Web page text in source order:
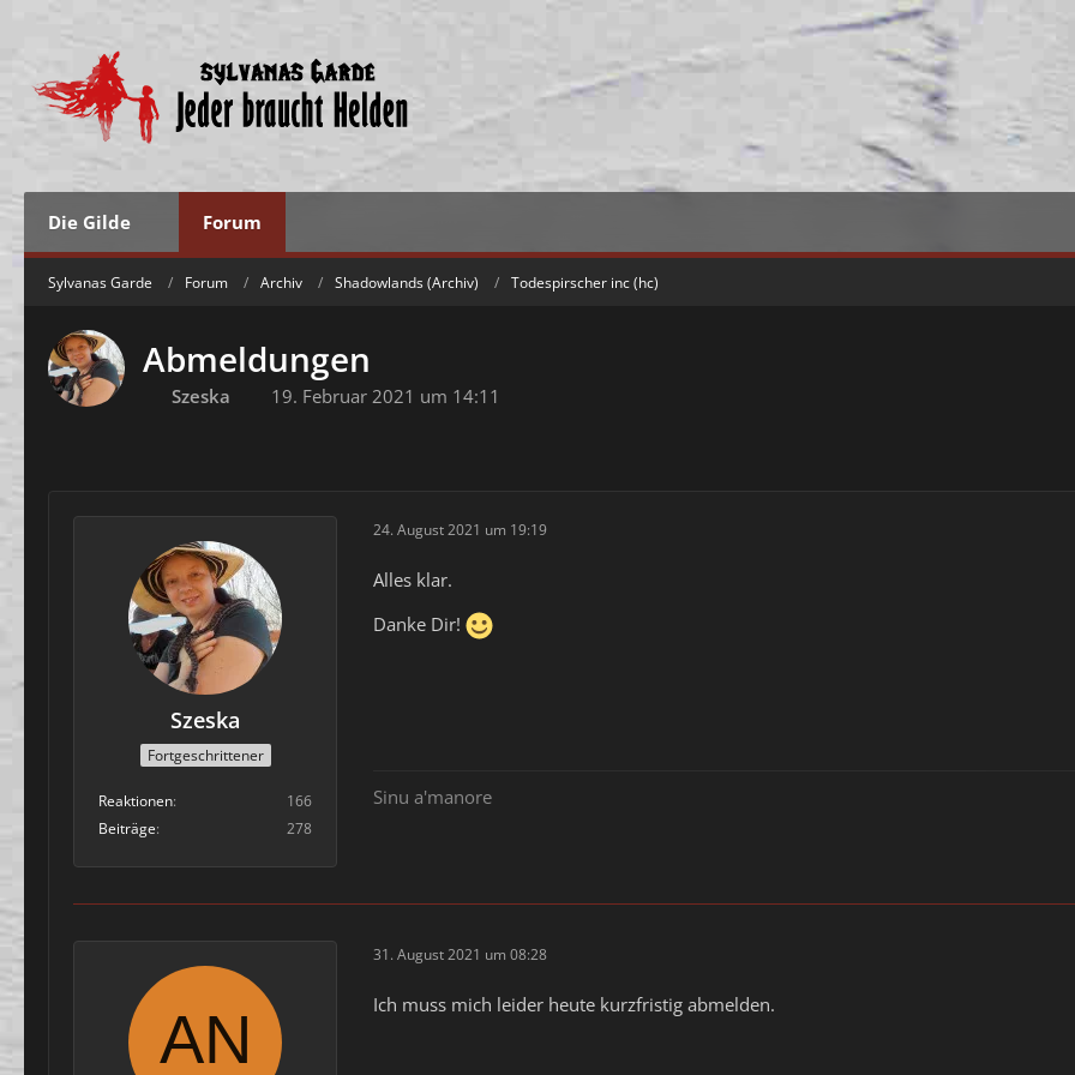
Die Gilde Forum
Sylvanas Garde Forum Archiv Shadowlands (Archiv) Todespirscher inc (hc)
Abmeldungen
Szeska 19. Februar 2021 um 14:11
Szeska
Fortgeschrittener
Reaktionen
166
Beiträge
278
24. August 2021 um 19:19
Alles klar.
Danke Dir!
Sinu a'manore
31. August 2021 um 08:28
Ich muss mich leider heute kurzfristig abmelden.